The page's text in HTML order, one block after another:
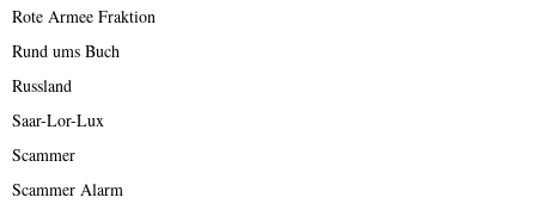
Rote Armee Fraktion
Rund ums Buch
Russland
Saar-Lor-Lux
Scammer
Scammer Alarm